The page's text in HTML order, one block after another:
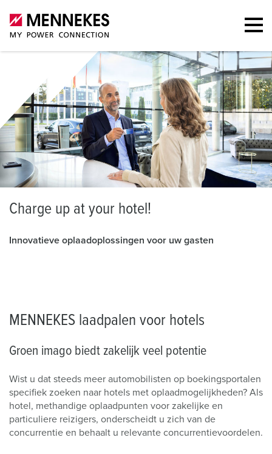
Charge up at your hotel!
Innovatieve oplaadoplossingen voor uw gasten
MENNEKES laadpalen voor hotels
Groen imago biedt zakelijk veel potentie
Wist u dat steeds meer automobilisten op boekingsportalen
specifiek zoeken naar hotels met oplaadmogelijkheden? Als
hotel, methandige oplaadpunten voor zakelijke en
particuliere reizigers, onderscheidt u zich van de
concurrentie en behaalt u relevante concurrentievoordelen.